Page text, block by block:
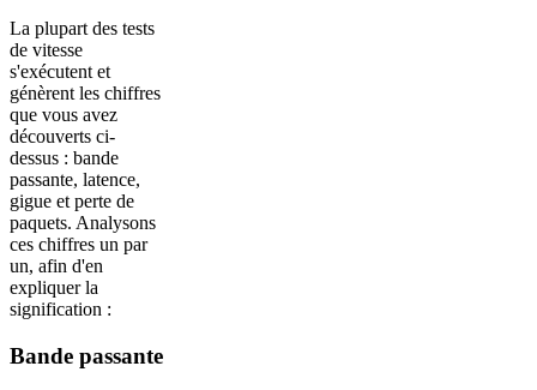
La plupart des tests
de vitesse
s'exécutent et
génèrent les chiffres
que vous avez
découverts ci-
dessus : bande
passante, latence,
gigue et perte de
paquets. Analysons
ces chiffres un par
un, afin d'en
expliquer la
signification :
Bande passante